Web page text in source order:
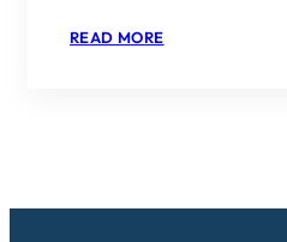
READ MORE:
1921